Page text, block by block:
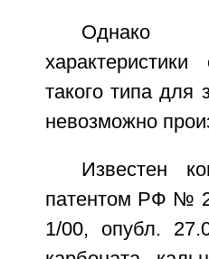
Однако
такого типа для
невозможно
Известен
патентом РФ №
1/00, опубл.